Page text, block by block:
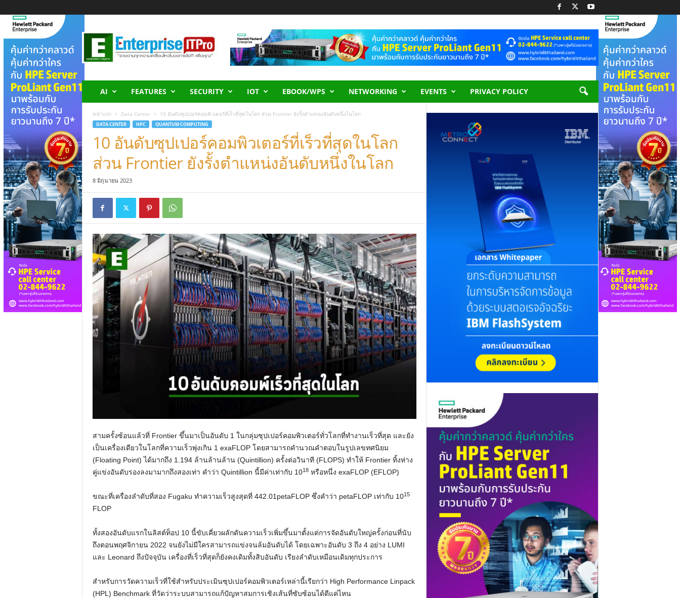
n
T
P
r
o
AI FEATURES SECURITY IOT EBOOK/WPS NETWORKING EVENTS PRIVACY POLICY
หน้าแรก Data Center 10 อันดับซุปเปอร์คอมพิวเตอร์ที่เร็วที่สุดในโลก ส่วน Frontier ยังรั้งตำแหน่งอันดับหนึ่งในโลก
DATA CENTER HPC QUANTUM COMPUTING
10 อันดับซุปเปอร์คอมพิวเตอร์ที่เร็วที่สุดในโลก
ส่วน Frontier ยังรั้งตำแหน่งอันดับหนึ่งในโลก
8 มิถุนายน 2023
สามครั้งซ้อนแล้วที่ Frontier ขึ้นมาเป็นอันดับ 1 ในกลุ่มซุปเปอร์คอมพิวเตอร์ทั่วโลกที่ทำงานเร็วที่สุด และยัง
เป็นเครื่องเดียวในโลกที่ความเร็วพุ่งเกิน 1 exaFLOP โดยสามารถคำนวณคำตอบในรูปเลขทศนิยม
(Floating Point) ได้มากถึง 1.194 ล้านล้านล้าน (Quintillion) ครั้งต่อวินาที (FLOPS) ทำให้ Frontier ทิ้งห่าง
คู่แข่งอันดับรองลงมามากถึงสองเท่า คำว่า Quintillion นี้มีค่าเท่ากับ 1018หรือหนึ่ง exaFLOP (EFLOP)
ขณะที่เครื่องลำดับที่สอง Fugaku ทำความเร็วสูงสุดที่ 442.01petaFLOP ซึ่งคำว่า petaFLOP เท่ากับ 1015
FLOP
ทั้งสองอันดับแรกในลิสต์ท็อป 10 นี้ขับเคี่ยวผลักดันความเร็วเพิ่มขึ้นมาตั้งแต่การจัดอันดับใหญ่ครั้งก่อนที่นับ
ถึงตอนพฤศจิกายน 2022 จนยังไม่มีใครสามารถแข่งจนล้มอันดับได้ โดยเฉพาะอันดับ 3 ถึง 4 อย่าง LUMI
และ Leonard ถึงปัจจุบัน เครื่องที่เร็วที่สุดก็ยังคงเดิมทั้งสิบอันดับ เรียงลำดับเหมือนเดิมทุกประการ
สำหรับการวัดความเร็วที่ใช้สำหรับประเมินซุปเปอร์คอมพิวเตอร์เหล่านี้เรียกว่า High Performance Linpack
(HPL) Benchmark ที่วัดว่าระบบสามารถแก้ปัญหาสมการเชิงเส้นที่ซับซ้อนได้ดีแค่ไหน